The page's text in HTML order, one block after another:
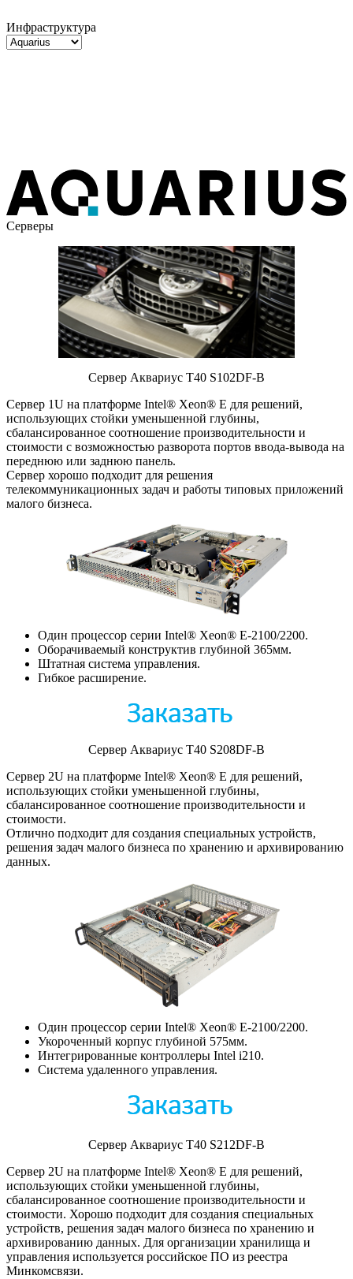
Инфраструктура
Серверы
Сервер Аквариус T40 S102DF-B
Сервер 1U на платформе Intel® Xeon® E для решений,
использующих стойки уменьшенной глубины,
сбалансированное соотношение производительности и
стоимости с возможностью разворота портов ввода-вывода на
переднюю или заднюю панель.
Сервер хорошо подходит для решения
телекоммуникационных задач и работы типовых приложений
малого бизнеса.
Один процессор серии Intel® Xeon® E-2100/2200.
Оборачиваемый конструктив глубиной 365мм.
Штатная система управления.
Гибкое расширение.
Сервер Аквариус T40 S208DF-B
Сервер 2U на платформе Intel® Xeon® E для решений,
использующих стойки уменьшенной глубины,
сбалансированное соотношение производительности и
стоимости.
Отлично подходит для создания специальных устройств,
решения задач малого бизнеса по хранению и архивированию
данных.
Один процессор серии Intel® Xeon® E-2100/2200.
Укороченный корпус глубиной 575мм.
Интегрированные контроллеры Intel i210.
Система удаленного управления.
Сервер Аквариус T40 S212DF-B
Сервер 2U на платформе Intel® Xeon® E для решений,
использующих стойки уменьшенной глубины,
сбалансированное соотношение производительности и
стоимости. Хорошо подходит для создания специальных
устройств, решения задач малого бизнеса по хранению и
архивированию данных. Для организации хранилища и
управления используется российское ПО из реестра
Минкомсвязи.